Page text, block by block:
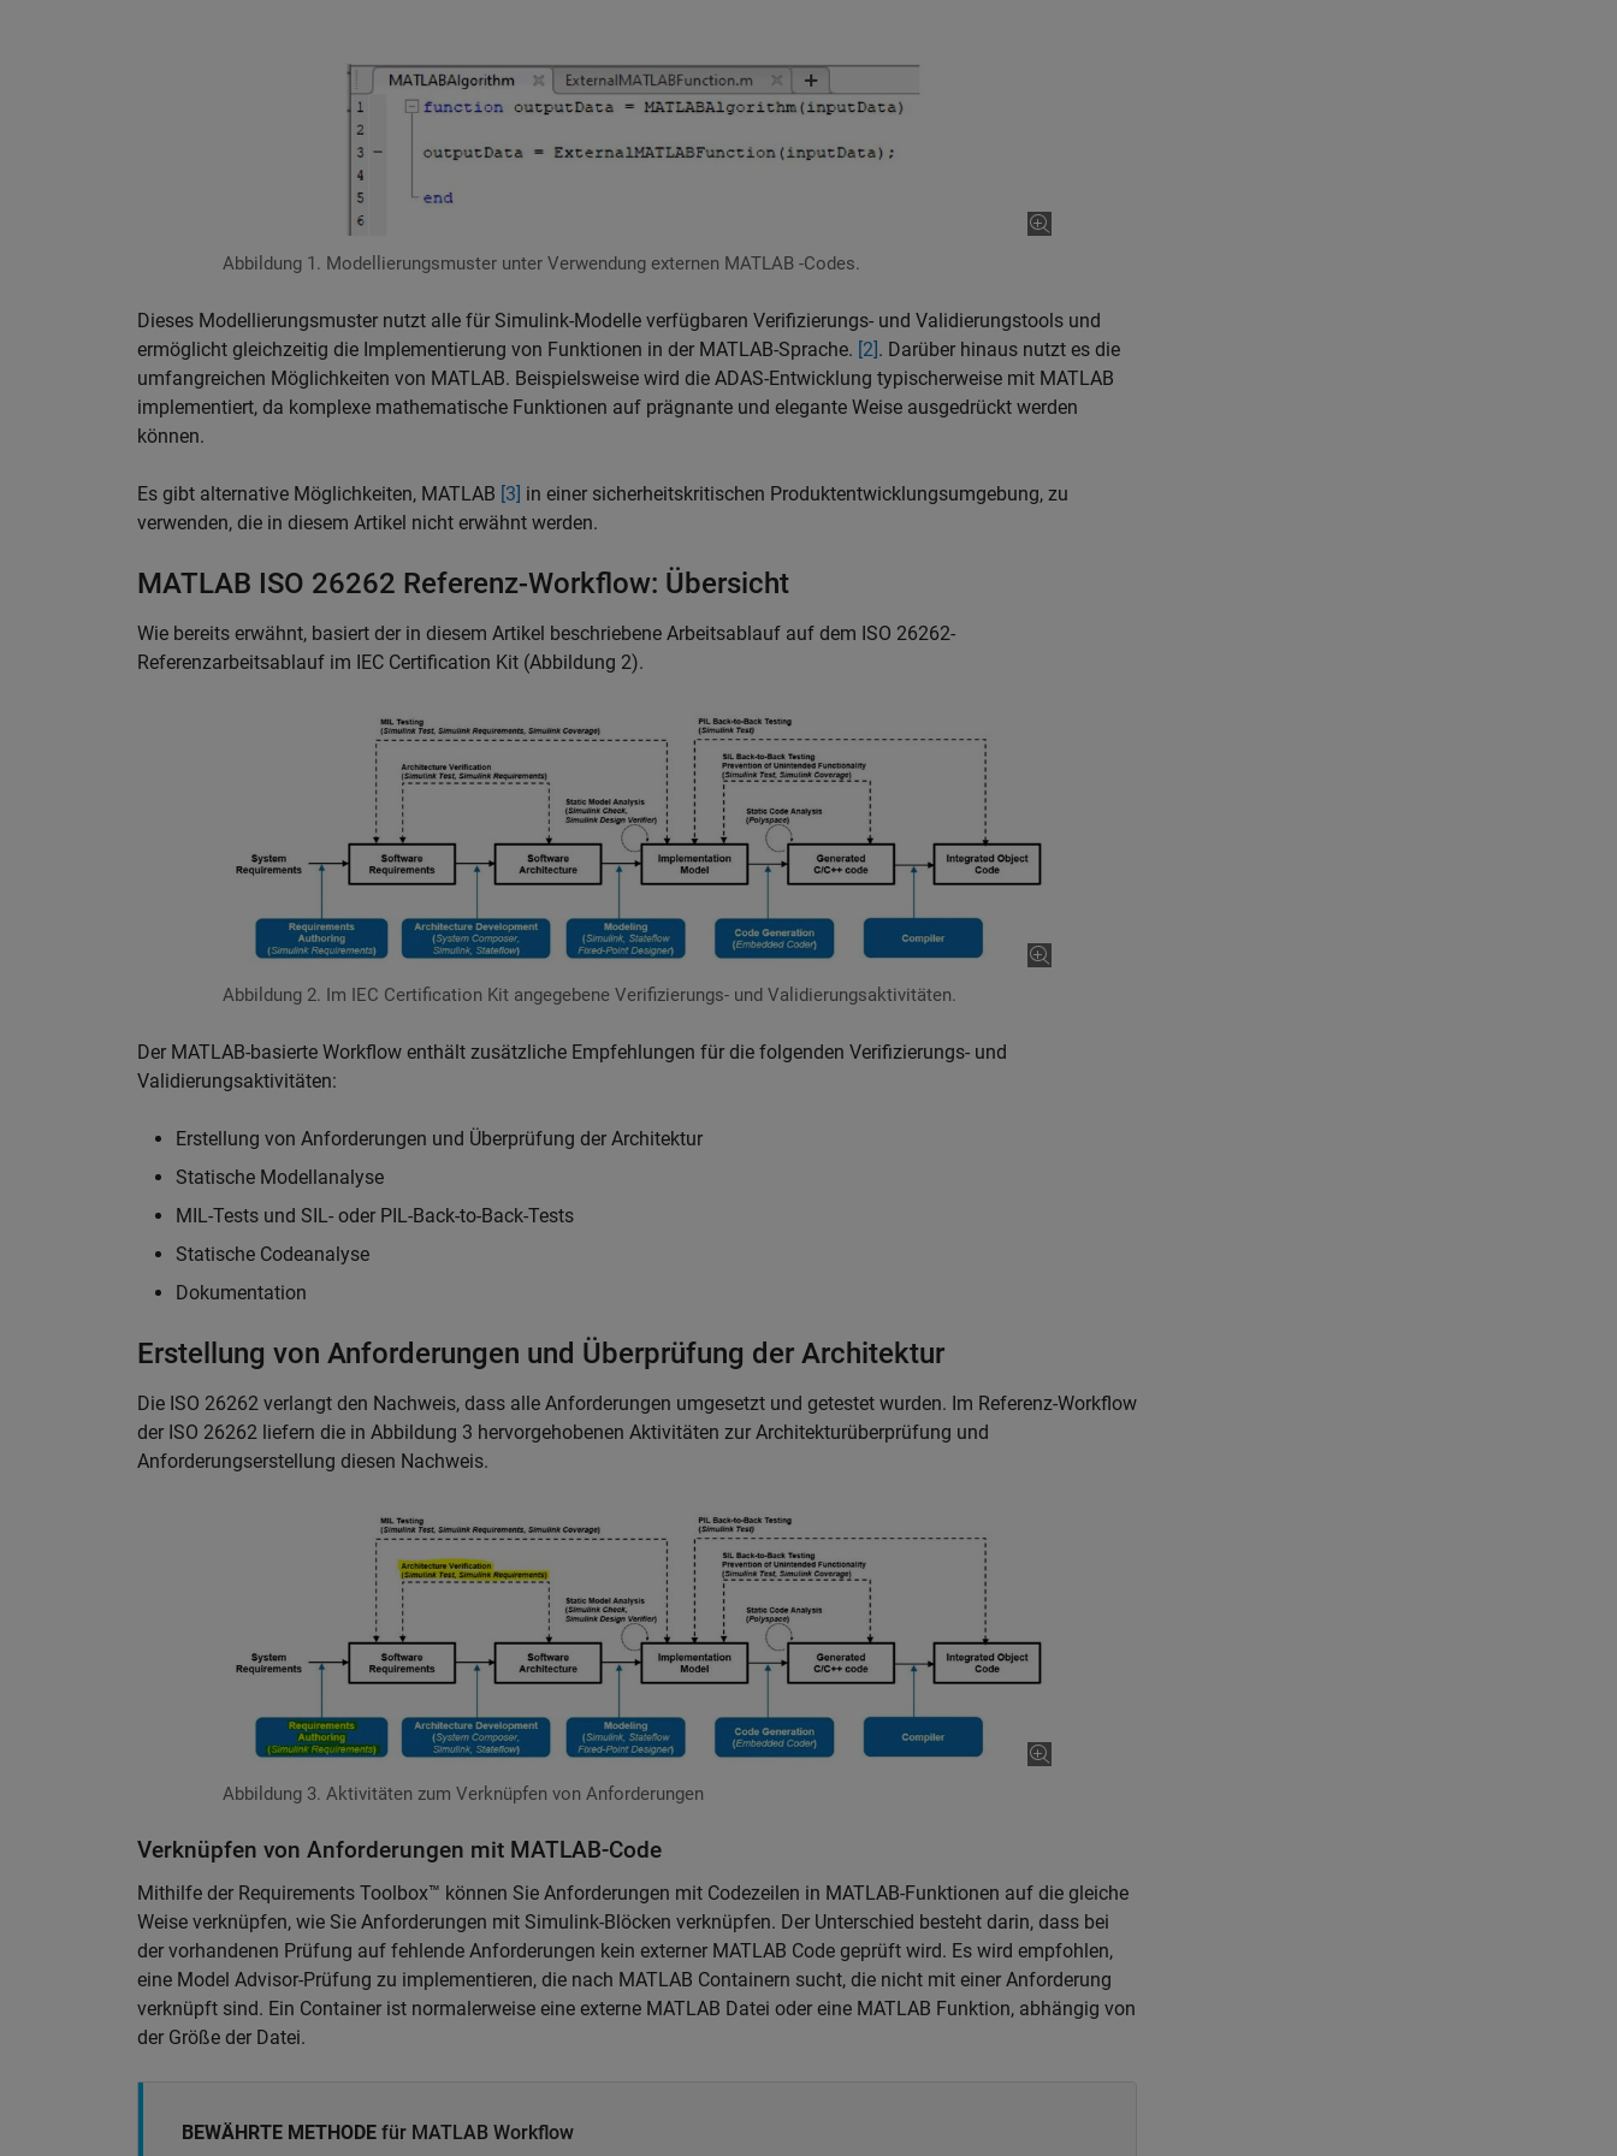
Abbildung 1. Modellierungsmuster unter Verwendung externen MATLAB -Codes.
Dieses Modellierungsmuster nutzt alle für Simulink-Modelle verfügbaren Verifizierungs- und Validierungstools und
ermöglicht gleichzeitig die Implementierung von Funktionen in der MATLAB-Sprache. [2] . Darüber hinaus nutzt es die
umfangreichen Möglichkeiten von MATLAB. Beispielsweise wird die ADAS-Entwicklung typischerweise mit MATLAB
implementiert, da komplexe mathematische Funktionen auf prägnante und elegante Weise ausgedrückt werden
können.
Es gibt alternative Möglichkeiten, MATLAB [3] in einer sicherheitskritischen Produktentwicklungsumgebung, zu
verwenden, die in diesem Artikel nicht erwähnt werden.
MATLAB ISO 26262 Referenz-Workflow: Übersicht
Wie bereits erwähnt, basiert der in diesem Artikel beschriebene Arbeitsablauf auf dem ISO 26262-
Referenzarbeitsablauf im IEC Certification Kit (Abbildung 2).
Abbildung 2. Im IEC Certification Kit angegebene Verifizierungs- und Validierungsaktivitäten.
Der MATLAB-basierte Workflow enthält zusätzliche Empfehlungen für die folgenden Verifizierungs- und
Validierungsaktivitäten:
Erstellung von Anforderungen und Überprüfung der Architektur
Statische Modellanalyse
MIL-Tests und SIL- oder PIL-Back-to-Back-Tests
Statische Codeanalyse
Dokumentation
Erstellung von Anforderungen und Überprüfung der Architektur
Die ISO 26262 verlangt den Nachweis, dass alle Anforderungen umgesetzt und getestet wurden. Im Referenz-Workflow
der ISO 26262 liefern die in Abbildung 3 hervorgehobenen Aktivitäten zur Architekturüberprüfung und
Anforderungserstellung diesen Nachweis.
Abbildung 3. Aktivitäten zum Verknüpfen von Anforderungen
Verknüpfen von Anforderungen mit MATLAB-Code
Mithilfe der Requirements Toolbox™ können Sie Anforderungen mit Codezeilen in MATLAB-Funktionen auf die gleiche
Weise verknüpfen, wie Sie Anforderungen mit Simulink-Blöcken verknüpfen. Der Unterschied besteht darin, dass bei
der vorhandenen Prüfung auf fehlende Anforderungen kein externer MATLAB Code geprüft wird. Es wird empfohlen,
eine Model Advisor-Prüfung zu implementieren, die nach MATLAB Containern sucht, die nicht mit einer Anforderung
verknüpft sind. Ein Container ist normalerweise eine externe MATLAB Datei oder eine MATLAB Funktion, abhängig von
der Größe der Datei.
BEWÄHRTE METHODE für MATLAB Workflow